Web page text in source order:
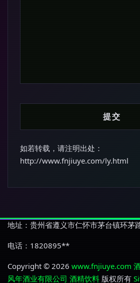
如若转载，请注明出处：
http://www.fnjiuye.com/ly.html
地址：贵州省遵义市仁怀市茅台镇环茅
电话：1820895**
Copyright © 2026 www.fnjiuye.com
风年酒业有限公司 酒精饮料 版权所有